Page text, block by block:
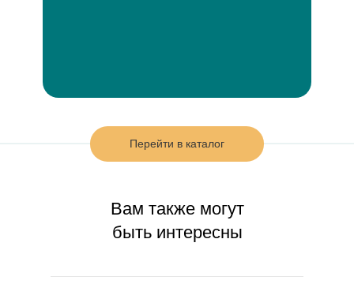
Перейти в каталог
Вам также могут
быть интересны